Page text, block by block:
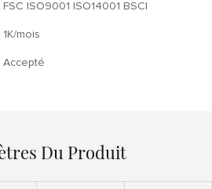
FSC ISO9001 ISO14001 BSCI
1K/mois
Accepté
Du Produit